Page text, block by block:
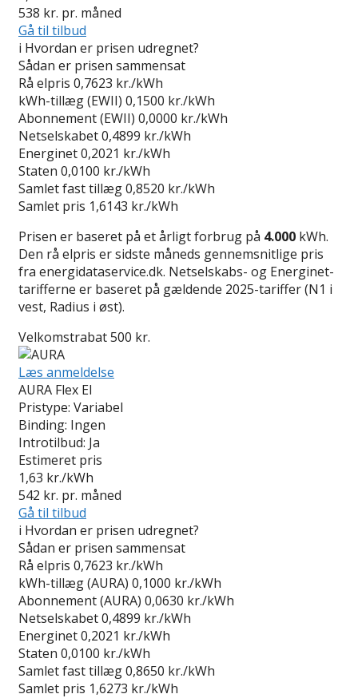
538 kr. pr. måned
Gå til tilbud
i Hvordan er prisen udregnet?
Sådan er prisen sammensat
Rå elpris 0,7623 kr./kWh
kWh-tillæg (EWII) 0,1500 kr./kWh
Abonnement (EWII) 0,0000 kr./kWh
Netselskabet0,4899 kr./kWh
Energinet0,2021 kr./kWh
Staten 0,0100 kr./kWh
Samlet fast tillæg0,8520 kr./kWh
Samlet pris 1,6143 kr./kWh
Prisen er baseret på et årligt forbrug på 4.000 kWh.
Den rå elpris er sidste måneds gennemsnitlige pris
fra energidataservice.dk. Netselskabs- og Energinet-
tarifferne er baseret på gældende 2025-tariffer (N1 i
vest, Radius i øst).
Velkomstrabat 500 kr.
Læs anmeldelse
AURA Flex El
Pristype: Variabel
Binding: Ingen
Introtilbud: Ja
Estimeret pris
1,63 kr./kWh
542 kr. pr. måned
Gå til tilbud
i Hvordan er prisen udregnet?
Sådan er prisen sammensat
Rå elpris 0,7623 kr./kWh
kWh-tillæg (AURA) 0,1000 kr./kWh
Abonnement (AURA) 0,0630 kr./kWh
Netselskabet0,4899 kr./kWh
Energinet0,2021 kr./kWh
Staten 0,0100 kr./kWh
Samlet fast tillæg0,8650 kr./kWh
Samlet pris 1,6273 kr./kWh